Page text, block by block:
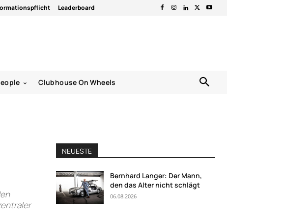
Leaderboard
Clubhouse On Wheels
NEUESTE
Bernhard Langer: Der Mann,
den das Alter nicht schlägt
06.08.2026